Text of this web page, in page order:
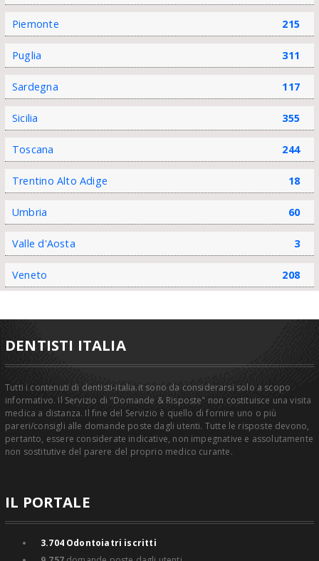
Piemonte 215
Puglia 311
Sardegna 117
Sicilia 355
Toscana 244
Trentino Alto Adige 18
Umbria 60
Valle d'Aosta 3
Veneto 208
DENTISTI ITALIA
Tutti i contenuti di dentisti-italia.it sono da considerarsi solo a scopo
informativo. Il Servizio di "Domande & Risposte" non costituisce una visita
medica a distanza. Il fine del Servizio è quello di fornire uno o più
pareri/consigli alle domande poste dagli utenti. Tutte le risposte devono,
pertanto, essere considerate indicative, non impegnative e assolutamente
non sostitutive del parere del proprio medico curante.
IL PORTALE
3.704Odontoiatri iscritti